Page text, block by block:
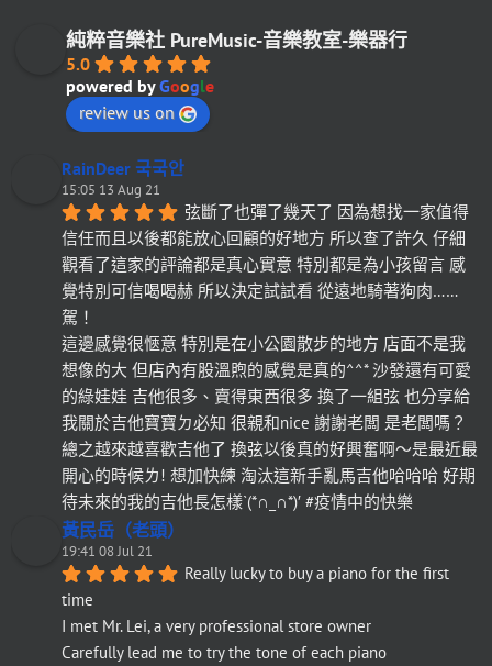
純粹音樂社 PureMusic-音樂教室-樂器行
5.0
powered byGoogle
review us on
RainDeer 국국안
15:05 13 Aug 21
弦斷了也彈了幾天了 因為想找一家值得
信任而且以後都能放心回顧的好地方 所以查了許久 仔細
觀看了這家的評論都是真心實意 特別都是為小孩留言 感
覺特別可信喝喝赫 所以決定試試看 從遠地騎著狗肉……
駕！
這邊感覺很愜意 特別是在小公園散步的地方 店面不是我
想像的大 但店內有股溫煦的感覺是真的^^* 沙發還有可愛
的綠娃娃 吉他很多、賣得東西很多 換了一組弦 也分享給
我關於吉他寶寶ㄉ必知 很親和nice 謝謝老闆 是老闆嗎？
總之越來越喜歡吉他了 換弦以後真的好興奮啊～是最近最
開心的時候ㄌ! 想加快練 淘汰這新手亂馬吉他哈哈哈 好期
待未來的我的吉他長怎樣`(*∩_∩*)′ #疫情中的快樂
黃民岳（老頭）
19:41 08 Jul 21
Really lucky to buy a piano for the first
time
I met Mr. Lei, a very professional store owner
Carefully lead me to try the tone of each piano